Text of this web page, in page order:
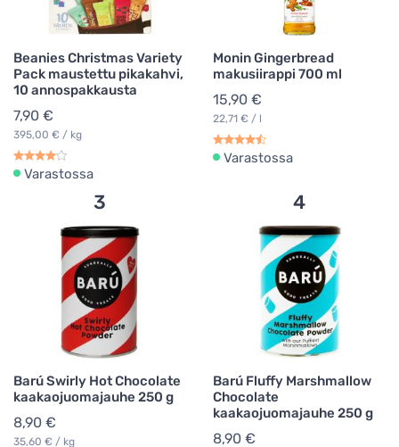
Beanies Christmas Variety
Pack maustettu pikakahvi,
10 annospakkausta
7,90 €
395,00 € / kg
Varastossa
Monin Gingerbread
makusiirappi 700 ml
15,90 €
22,71 € / l
Varastossa
3
Barú Swirly Hot Chocolate
kaakaojuomajauhe 250 g
8,90 €
35,60 € / kg
4
Barú Fluffy Marshmallow
Chocolate
kaakaojuomajauhe 250 g
8,90 €